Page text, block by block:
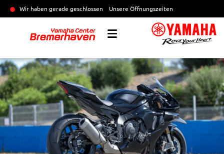
Wir haben gerade geschlossen Unsere Öffnungszeiten